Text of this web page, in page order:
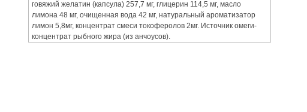
говяжий желатин (капсула) 257,7 мг, глицерин 114,5 мг, масло
лимона 48 мг, очищенная вода 42 мг, натуральный ароматизатор
лимон 5,8мг, концентрат смеси токоферолов 2мг. Источник омеги-
концентрат рыбного жира (из анчоусов).